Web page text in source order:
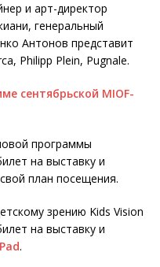
и арт-директор
генеральный
Антонов представит
Philipp Plein, Pugnale.
сентябрьской MIOF-
программы
на выставку и
план посещения.
зрению Kids Vision
на выставку и
.